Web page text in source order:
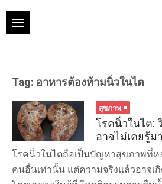
content
Tag: อาหารต้องห้ามนิ่วในไต
สุขภาพ
โรคนิ่วในไต:
อาจไม่เคยรู้ม
โรคนิ่วในไตถือเป็นปัญหาสุขภาพที่
คนอื่นเท่านั้น แต่ความจริงแล้วอาจเ